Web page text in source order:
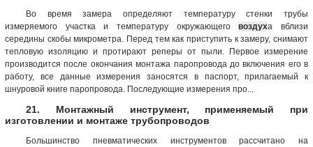
Во время замера определяют температуру стенки трубы
измеряемого участка и температуру окружающеговоздуха вблизи
середины скобы микрометра. Перед тем как приступить к замеру, снимают
тепловую изоляцию и протирают реперы от пыли. Первое измерение
производится после окончания монтажа паропровода до включения его в
работу, все данные измерения заносятся в паспорт, прилагаемый к
шнуровой книге паропровода. Последующие измерения про...
21. Монтажный инструмент, применяемый при
изготовлении и монтаже трубопроводов
Большинство пневматических инструментов рассчитано на